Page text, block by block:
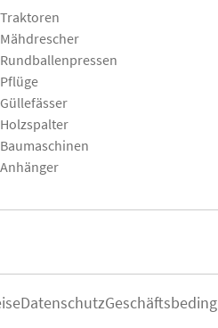
Traktoren
Mähdrescher
Rundballenpressen
Pflüge
Güllefässer
Holzspalter
Baumaschinen
Anhänger
Datenschutz